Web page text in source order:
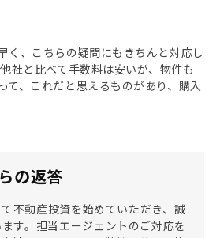
く、こちらの疑問にもきちんと対応し
社と比べて手数料は安いが、物件も
て、これだと思えるものがあり、購入
の返答
不動産投資を始めていただき、誠
す。担当エージェントのご対応を